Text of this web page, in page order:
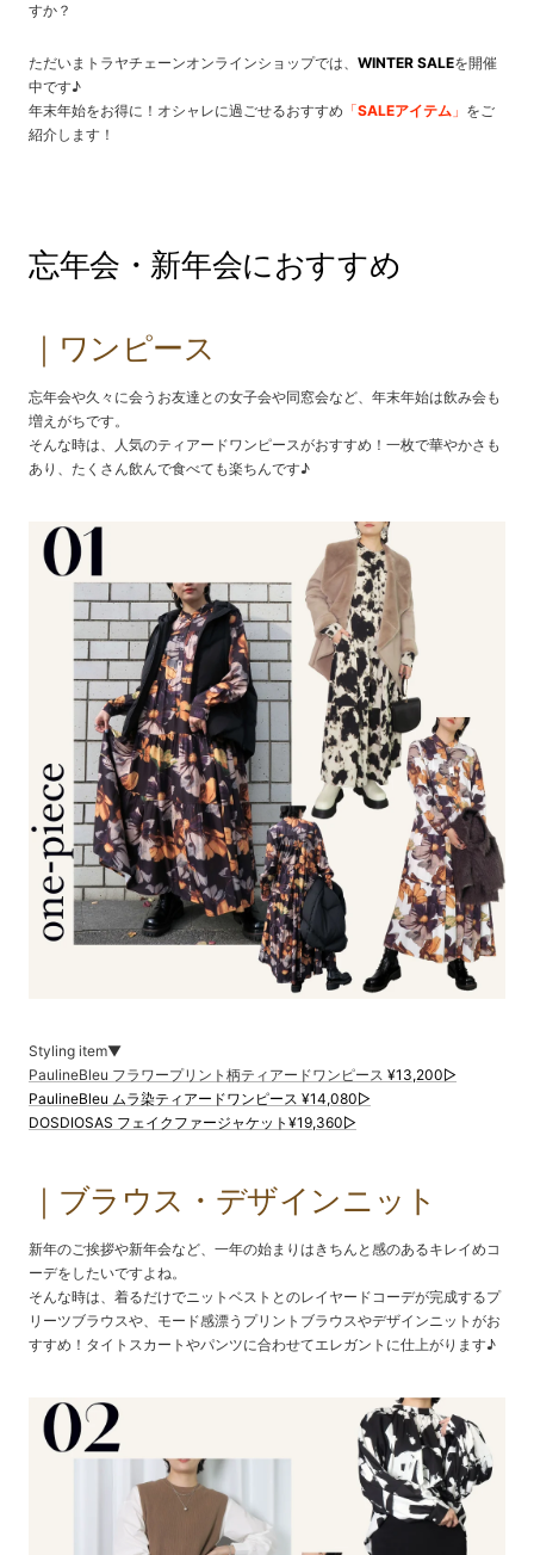
すか？
ただいまトラヤチェーンオンラインショップでは、 WINTER SALEを開催
中です♪
年末年始をお得に！オシャレに過ごせるおすすめ 「SALEアイテム 」 をご
紹介します！
忘年会・新年会におすすめ
｜ワンピース
忘年会や久々に会うお友達との女子会や同窓会など、年末年始は飲み会も
増えがちです。
そんな時は、人気のティアードワンピースがおすすめ！一枚で華やかさも
あり、たくさん飲んで食べても楽ちんです♪
Styling item▼
PaulineBleu フラワープリント柄ティアードワンピース ¥13,200▷
PaulineBleu ムラ染ティアードワンピース ¥14,080▷
DOSDIOSAS フェイクファージャケット¥19,360▷
｜ブラウス・デザインニット
新年のご挨拶や新年会など、一年の始まりはきちんと感のあるキレイめコ
ーデをしたいですよね。
そんな時は、着るだけでニットベストとのレイヤードコーデが完成するプ
リーツブラウスや、モード感漂うプリントブラウスやデザインニットがお
すすめ！タイトスカートやパンツに合わせてエレガントに仕上がります♪